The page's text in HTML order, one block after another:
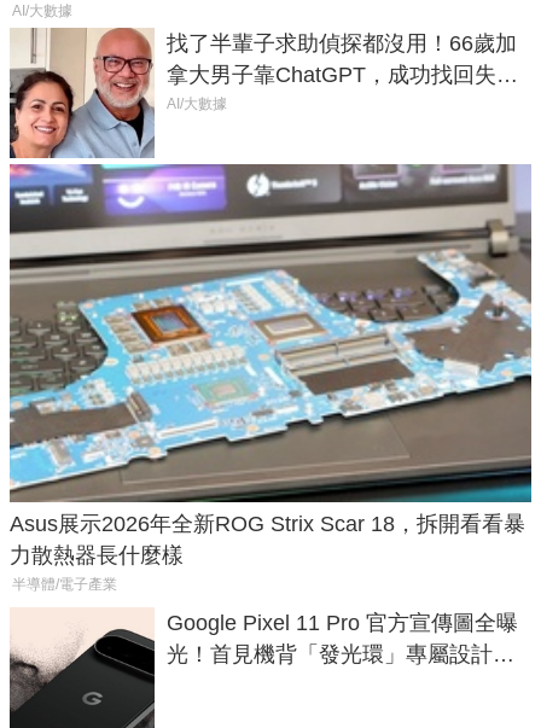
AI/大數據
找了半輩子求助偵探都沒用！66歲加
拿大男子靠ChatGPT，成功找回失散
50年家人
AI/大數據
Asus展示2026年全新ROG Strix Scar 18，拆開看看暴
力散熱器長什麼樣
半導體/電子產業
Google Pixel 11 Pro 官方宣傳圖全曝
光！首見機背「發光環」專屬設計、